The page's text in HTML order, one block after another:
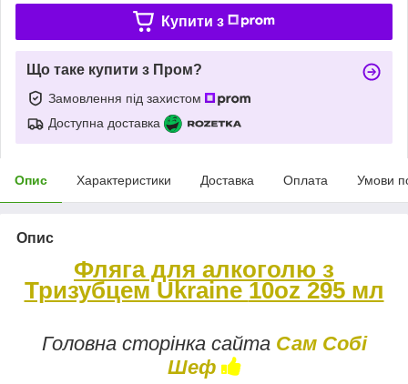
Купити з
Що таке купити з Пром?
Замовлення під захистом
Доступна доставка
Опис Характеристики Доставка Оплата Умови
Опис
Фляга для алкоголю з
Тризубцем Ukraine10oz 295 мл
Головна сторінка сайта Сам Собі
Шеф